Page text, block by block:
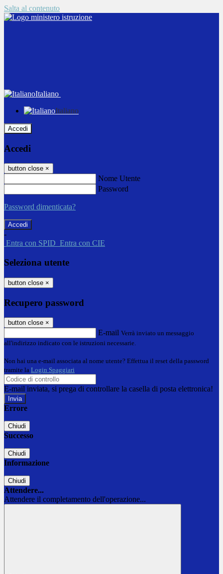
Salta al contenuto
Italiano
Italiano
Accedi
Accedi
button close ×
Nome Utente
Password
Password dimenticata?
-
Entra con SPID Entra con CIE
Seleziona utente
button close ×
Recupero password
button close ×
E-mail Verrà inviato un messaggio
all'indirizzo indicato con le istruzioni necessarie.
Non hai una e-mail associata al nome utente? Effettua il reset della password
tramite la Login Spaggiari
E-mail inviata, si prega di controllare la casella di posta elettronica!
Errore
Chiudi
Successo
Chiudi
Informazione
Chiudi
Attendere...
Attendere il completamento dell'operazione...